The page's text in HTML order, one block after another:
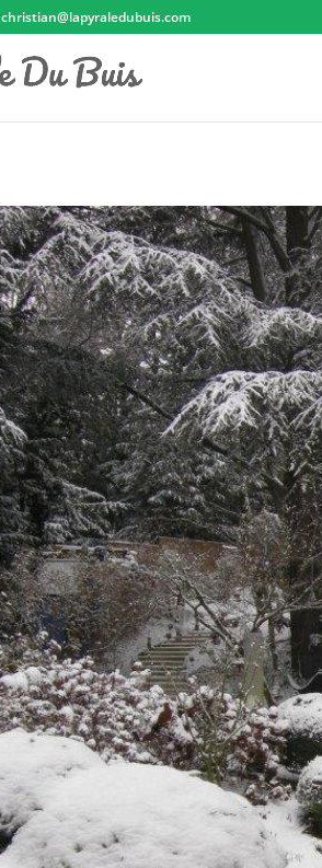
christian@lapyraledubuis.com